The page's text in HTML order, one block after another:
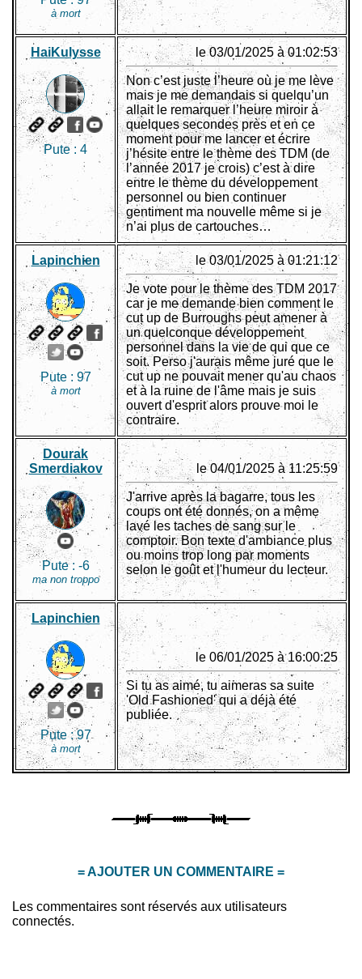
à mort
HaiKulysse
Pute : 4
le 03/01/2025 à 01:02:53
Non c’est juste l’heure où je me lève
mais je me demandais si quelqu’un
allait le remarquer l’heure miroir à
quelques secondes près et en ce
moment pour me lancer et écrire
j’hésite entre le thème des TDM (de
l’année 2017 je crois) c’est à dire
entre le thème du développement
personnel ou bien continuer
gentiment ma nouvelle même si je
n’ai plus de cartouches…
Lapinchien
Pute : 97
à mort
le 03/01/2025 à 01:21:12
Je vote pour le thème des TDM 2017
car je me demande bien comment le
cut up de Burroughs peut amener à
un quelconque développement
personnel dans la vie de qui que ce
soit. Perso j'aurais même juré que le
cut up ne pouvait mener qu'au chaos
et à la ruine de l'âme mais je suis
ouvert d'esprit alors prouve moi le
contraire.
Dourak
Smerdiakov
Pute : -6
ma non troppo
le 04/01/2025 à 11:25:59
J'arrive après la bagarre, tous les
coups ont été donnés, on a même
lavé les taches de sang sur le
comptoir. Bon texte d'ambiance plus
ou moins trop long par moments
selon le goût et l'humeur du lecteur.
Lapinchien
Pute :97
à mort
le 06/01/2025 à 16:00:25
Si tu as aimé, tu aimeras sa suite
'Old Fashioned' qui a déjà été
publiée.
= AJOUTER UN COMMENTAIRE =
Les commentaires sont réservés aux utilisateurs
connectés.